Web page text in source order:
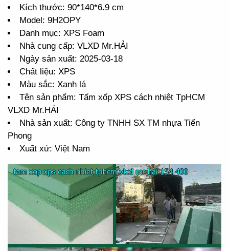
Kích thước: 90*140*6.9 cm
Model: 9H2OPY
Danh mục: XPS Foam
Nhà cung cấp: VLXD Mr.HẢI
Ngày sản xuất: 2025-03-18
Chất liệu: XPS
Màu sắc: Xanh lá
Tên sản phẩm: Tấm xốp XPS cách nhiệt TpHCM
VLXD Mr.HẢI
Nhà sản xuất: Công ty TNHH SX TM nhựa Tiến
Phong
Xuất xứ: Việt Nam